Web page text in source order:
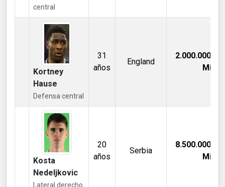
central
Kortney
Hause
Defensa central
31
años
England
2.000.000,00
Mill €
Kosta
Nedeljkovic
Lateral derecho
20
años
Serbia
8.500.000,00
Mill €